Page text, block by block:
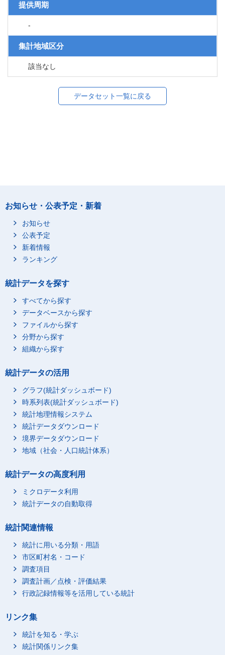
提供周期
-
集計地域区分
該当なし
データセット一覧に戻る
お知らせ・公表予定・新着
お知らせ
公表予定
新着情報
ランキング
統計データを探す
すべてから探す
データベースから探す
ファイルから探す
分野から探す
組織から探す
統計データの活用
グラフ(統計ダッシュボード)
時系列表(統計ダッシュボード)
統計地理情報システム
統計データダウンロード
境界データダウンロード
地域（社会・人口統計体系）
統計データの高度利用
ミクロデータ利用
統計データの自動取得
統計関連情報
統計に用いる分類・用語
市区町村名・コード
調査項目
調査計画／点検・評価結果
行政記録情報等を活用している統計
リンク集
統計を知る・学ぶ
統計関係リンク集